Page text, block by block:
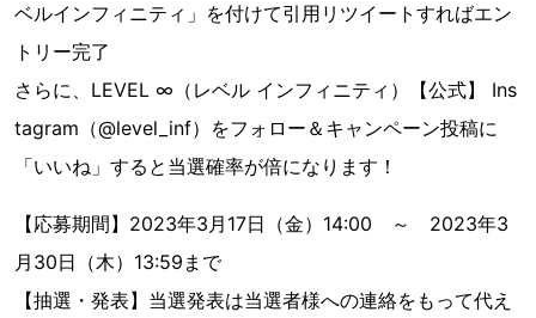
ベルインフィニティ」を付けて引用リツイートすればエン
トリー完了
さらに、LEVEL ∞（レベル インフィニティ）【公式】 Ins
tagram（@level_inf）をフォロー＆キャンペーン投稿に
「いいね」すると当選確率が倍になります！
【応募期間】2023年3月17日（金）14:00 ～ 2023年3
月30日（木）13:59まで
【抽選・発表】当選発表は当選者様への連絡をもって代え